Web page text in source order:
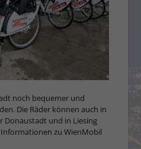
noch bequemer und
Die Räder können auch in
Donaustadt und in Liesing
zu WienMobil